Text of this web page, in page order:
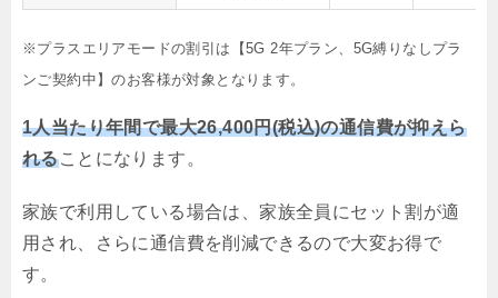
※プラスエリアモードの割引は【5G 2年プラン、5G縛りなしプラ
ンご契約中】のお客様が対象となります。
1人当たり年間で最大26,400円(税込)の通信費が抑えら
れることになります。
家族で利用している場合は、家族全員にセット割が適
用され、さらに通信費を削減できるので大変お得で
す。